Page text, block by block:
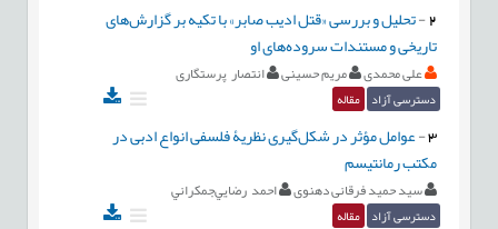
2
-تحلیل و بررسی «قتل ادیب صابر» با تکیه بر گزارش‌های
تاریخی و مستندات سروده‌های او
علی محمدی مریم حسینی انتصار پرستگاری
دسترسی آزاد مقاله
3
-عوامل مؤثر در شکل‌گیری نظریۀ فلسفی انواع ادبی در
مکتب رمانتیسم
سید حمید فرقانی دهنوی احمد رضايي‌جمكراني
دسترسی آزاد مقاله